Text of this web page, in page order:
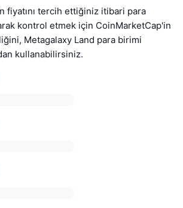
fiyatını tercih ettiğiniz itibari para
kontrol etmek için CoinMarketCap'in
Metagalaxy Land para birimi
kullanabilirsiniz.